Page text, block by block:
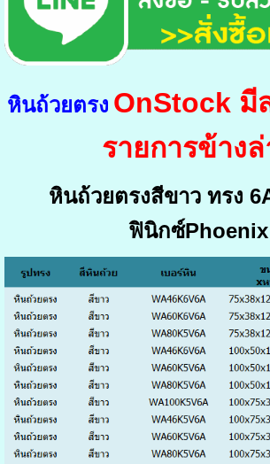
หินถ้วยตรง OnStock มี
รายการข้างล่
หินถ้วยตรงสีขาว ทรง
ฟินิกซ์Phoenix